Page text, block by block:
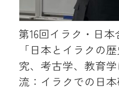
第16回イラク・日本
「日本とイラクの
究、考古学、教育
流：イラクでの日